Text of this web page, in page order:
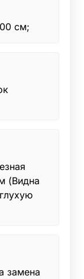
см;
(Видна
замена